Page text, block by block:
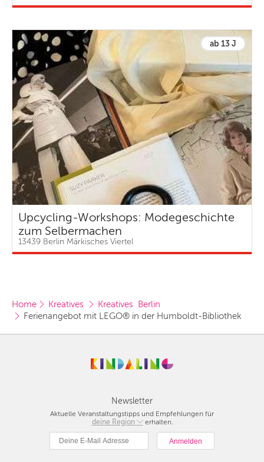
ab 13 J
Upcycling-Workshops: Modegeschichte
zum Selbermachen
13439 Berlin Märkisches Viertel
Home Kreatives
Kreatives  Berlin
Ferienangebot mit LEGO® in der Humboldt-Bibliothek
Newsletter
Aktuelle Veranstaltungstipps und Empfehlungen für
deine Region
Berlin
Hamburg
erhalten.